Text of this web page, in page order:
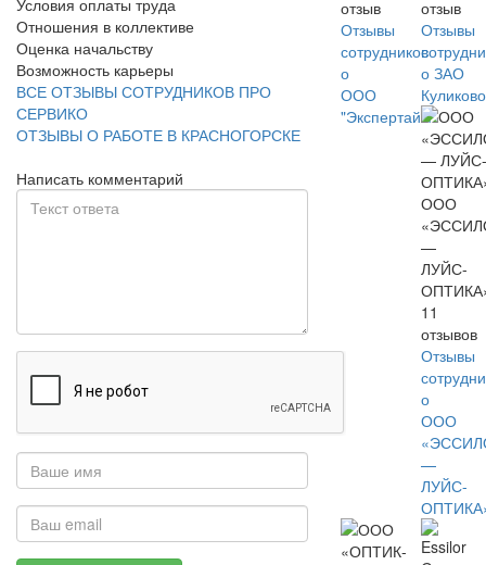
Условия оплаты труда
Отношения в коллективе
Оценка начальству
Возможность карьеры
ВСЕ ОТЗЫВЫ СОТРУДНИКОВ ПРО
СЕРВИКО
ОТЗЫВЫ О РАБОТЕ В КРАСНОГОРСКЕ
Написать комментарий
отзыв
Отзывы
сотрудников
о
ООО
"Экспертайм"
отзыв
Отзывы
о ЗАО
ООО
—
ЛУЙС-
11
отзывов
Отзывы
о
ООО
—
ЛУЙС-